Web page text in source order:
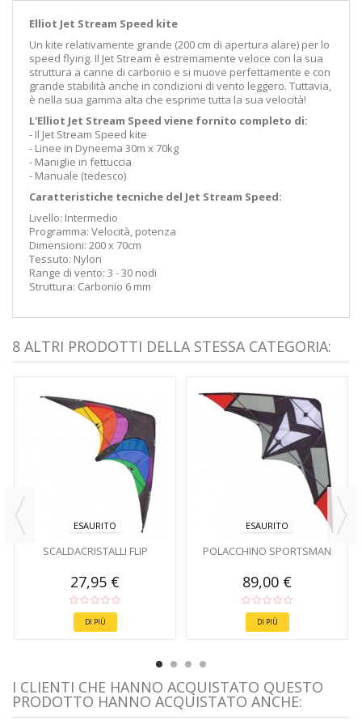
Elliot Jet Stream Speed kite
Un kite relativamente grande (200 cm di apertura alare) per lo
speed flying. Il Jet Stream è estremamente veloce con la sua
struttura a canne di carbonio e si muove perfettamente e con
grande stabilità anche in condizioni di vento leggero. Tuttavia,
è nella sua gamma alta che esprime tutta la sua velocità!
L'Elliot Jet Stream Speed viene fornito completo di:
- Il Jet Stream Speed kite
- Linee in Dyneema 30m x 70kg
- Maniglie in fettuccia
- Manuale (tedesco)
Caratteristiche tecniche del Jet Stream Speed:
Livello: Intermedio
Programma: Velocità, potenza
Dimensioni: 200 x 70cm
Tessuto: Nylon
Range di vento: 3 - 30 nodi
Struttura: Carbonio 6 mm
8 ALTRI PRODOTTI DELLA STESSA CATEGORIA:
ESAURITO
SCALDACRISTALLI FLIP
27,95 €
DI PIÙ
ESAURITO
POLACCHINO SPORTSMAN
89,00 €
DI PIÙ
I CLIENTI CHE HANNO ACQUISTATO QUESTO
PRODOTTO HANNO ACQUISTATO ANCHE: